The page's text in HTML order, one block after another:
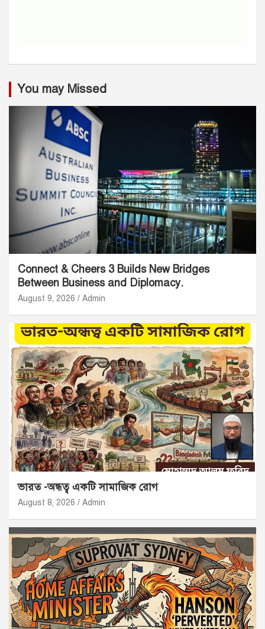
You may Missed
Connect & Cheers 3 Builds New Bridges
Between Business and Diplomacy.
August 9, 2026 Admin
ভারত -অন্ধত্ব একটি সামাজিক রোগ
August 8, 2026 Admin